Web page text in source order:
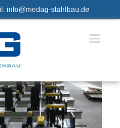
info@medag-stahlbau.de